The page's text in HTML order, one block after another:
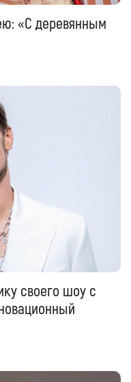
«С деревянным
своего шоу с